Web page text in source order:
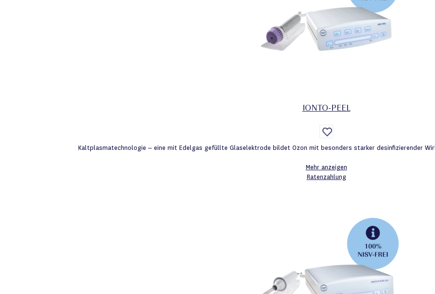
IONTO-PEEL
Auf
die
Wunschliste
Kaltplasmatechnologie – eine mit Edelgas gefüllte Glaselektrode bildet Ozon mit besonders starker desinfizierender
Mehr anzeigen
Ratenzahlung